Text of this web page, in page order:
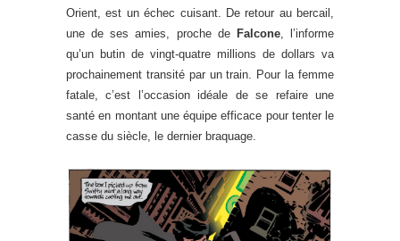
Orient, est un échec cuisant. De retour au bercail,
une de ses amies, proche de Falcone, l’informe
qu’un butin de vingt-quatre millions de dollars va
prochainement transité par un train. Pour la femme
fatale, c’est l’occasion idéale de se refaire une
santé en montant une équipe efficace pour tenter le
casse du siècle, le dernier braquage.